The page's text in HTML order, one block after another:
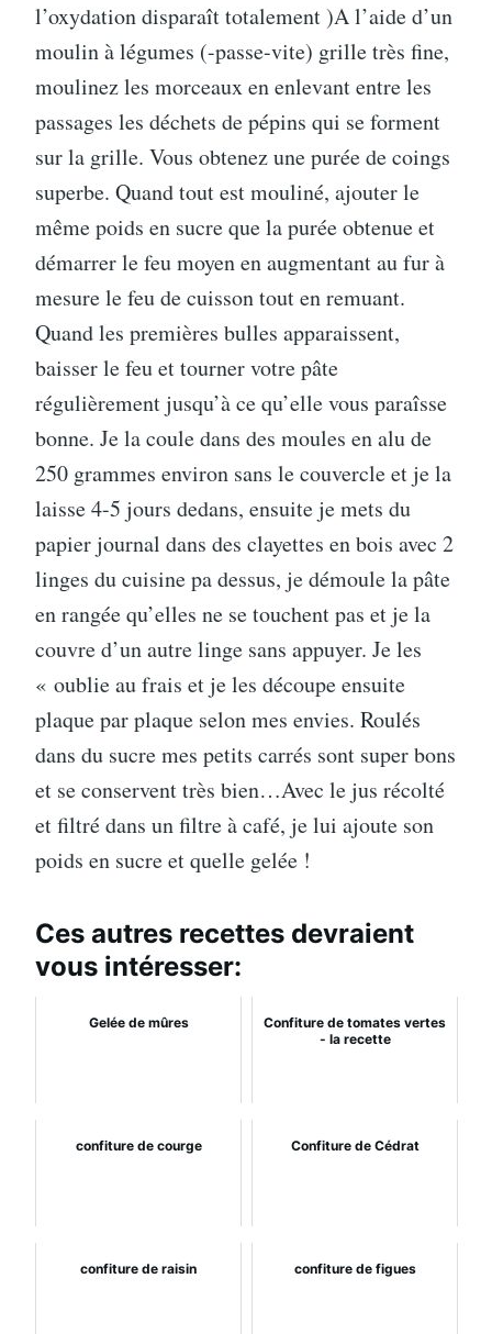
l’oxydation disparaît totalement )A l’aide d’un
moulin à légumes (-passe-vite) grille très fine,
moulinez les morceaux en enlevant entre les
passages les déchets de pépins qui se forment
sur la grille. Vous obtenez une purée de coings
superbe. Quand tout est mouliné, ajouter le
même poids en sucre que la purée obtenue et
démarrer le feu moyen en augmentant au fur à
mesure le feu de cuisson tout en remuant.
Quand les premières bulles apparaissent,
baisser le feu et tourner votre pâte
régulièrement jusqu’à ce qu’elle vous paraîsse
bonne. Je la coule dans des moules en alu de
250 grammes environ sans le couvercle et je la
laisse 4-5 jours dedans, ensuite je mets du
papier journal dans des clayettes en bois avec 2
linges du cuisine pa dessus, je démoule la pâte
en rangée qu’elles ne se touchent pas et je la
couvre d’un autre linge sans appuyer. Je les
« oublie au frais et je les découpe ensuite
plaque par plaque selon mes envies. Roulés
dans du sucre mes petits carrés sont super bons
et se conservent très bien…Avec le jus récolté
et filtré dans un filtre à café, je lui ajoute son
poids en sucre et quelle gelée !
Ces autres recettes devraient
vous intéresser:
Gelée de mûres
Confiture de tomates vertes
- la recette
confiture de courge Confiture de Cédrat
confiture de raisin confiture de figues